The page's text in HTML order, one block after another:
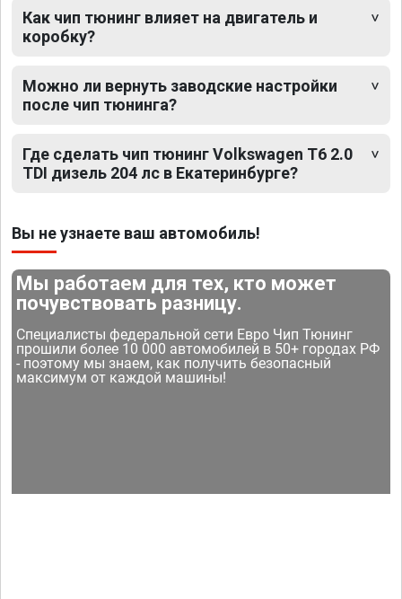
Как чип тюнинг влияет на двигатель и
коробку?
Можно ли вернуть заводские настройки
после чип тюнинга?
Где сделать чип тюнинг Volkswagen T6 2.0
TDI дизель 204 лс в Екатеринбурге?
Вы не узнаете ваш автомобиль!
Мы работаем для тех, кто может
почувствовать разницу.
Специалисты федеральной сети Евро Чип Тюнинг
прошили более 10 000 автомобилей в 50+ городах РФ
- поэтому мы знаем, как получить безопасный
максимум от каждой машины!